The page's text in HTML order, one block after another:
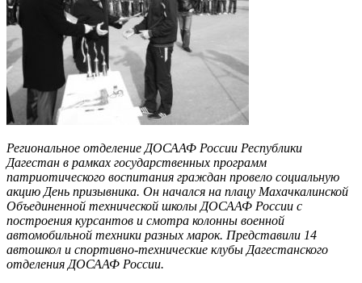
Региональное отделение ДОСААФ России Республики
Дагестан в рамках государственных программ
патриотического воспитания граждан провело социальную
акцию День призывника. Он начался на плацу Махачкалинской
Объединенной технической школы ДОСААФ России с
построения курсантов и смотра колонны военной
автомобильной техники разных марок. Представили 14
автошкол и спортивно-технические клубы Дагестанского
отделения ДОСААФ России.